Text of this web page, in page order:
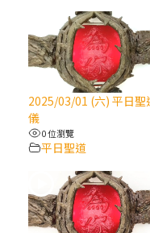
樂會】
2025/
樂會】
2025/
樂會】
(9完結)
匝凱的
2025/03/01 (六) 平日聖
儀
0 位瀏覽
平日聖道